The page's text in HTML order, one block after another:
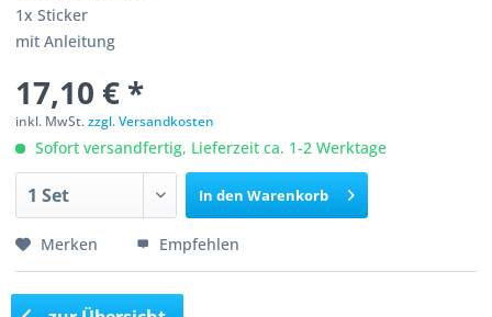
1x Sticker
mit Anleitung
17,10 € *
inkl. MwSt.zzgl. Versandkosten
Sofort versandfertig, Lieferzeit ca. 1-2 Werktage
In den Warenkorb
Merken Empfehlen